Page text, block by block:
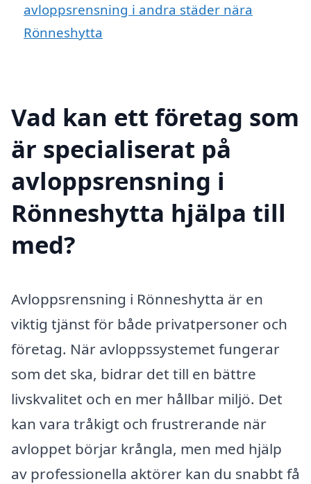
avloppsrensning i andra städer nära
Rönneshytta
Vad kan ett företag som
är specialiserat på
avloppsrensning i
Rönneshytta hjälpa till
med?
Avloppsrensning i Rönneshytta är en
viktig tjänst för både privatpersoner och
företag. När avloppssystemet fungerar
som det ska, bidrar det till en bättre
livskvalitet och en mer hållbar miljö. Det
kan vara tråkigt och frustrerande när
avloppet börjar krångla, men med hjälp
av professionella aktörer kan du snabbt få